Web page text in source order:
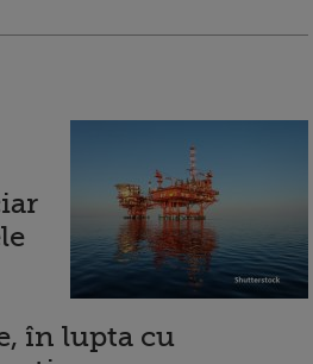
în lupta cu